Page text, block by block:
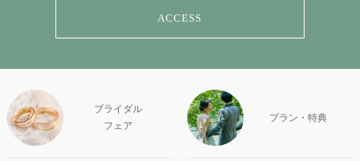
ACCESS
ブライダル
フェア
プラン・特典